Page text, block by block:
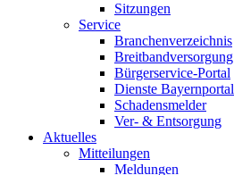
Sitzungen
Service
Branchenverzeichnis
Breitbandversorgung
Bürgerservice-Portal
Dienste Bayernportal
Schadensmelder
Ver- & Entsorgung
Aktuelles
Mitteilungen
Meldungen